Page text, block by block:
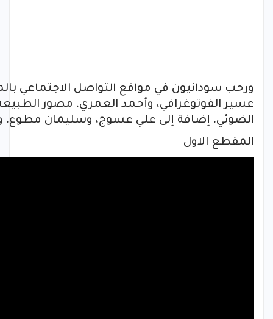
ورحب سودانيون في مواقع التواصل الاجتماعي
عسير الفوتوغرافي، وأحمد العمري، مصور
الضوئي، إضافة إلى علي عسوج، وسليمان
المقطع الاول